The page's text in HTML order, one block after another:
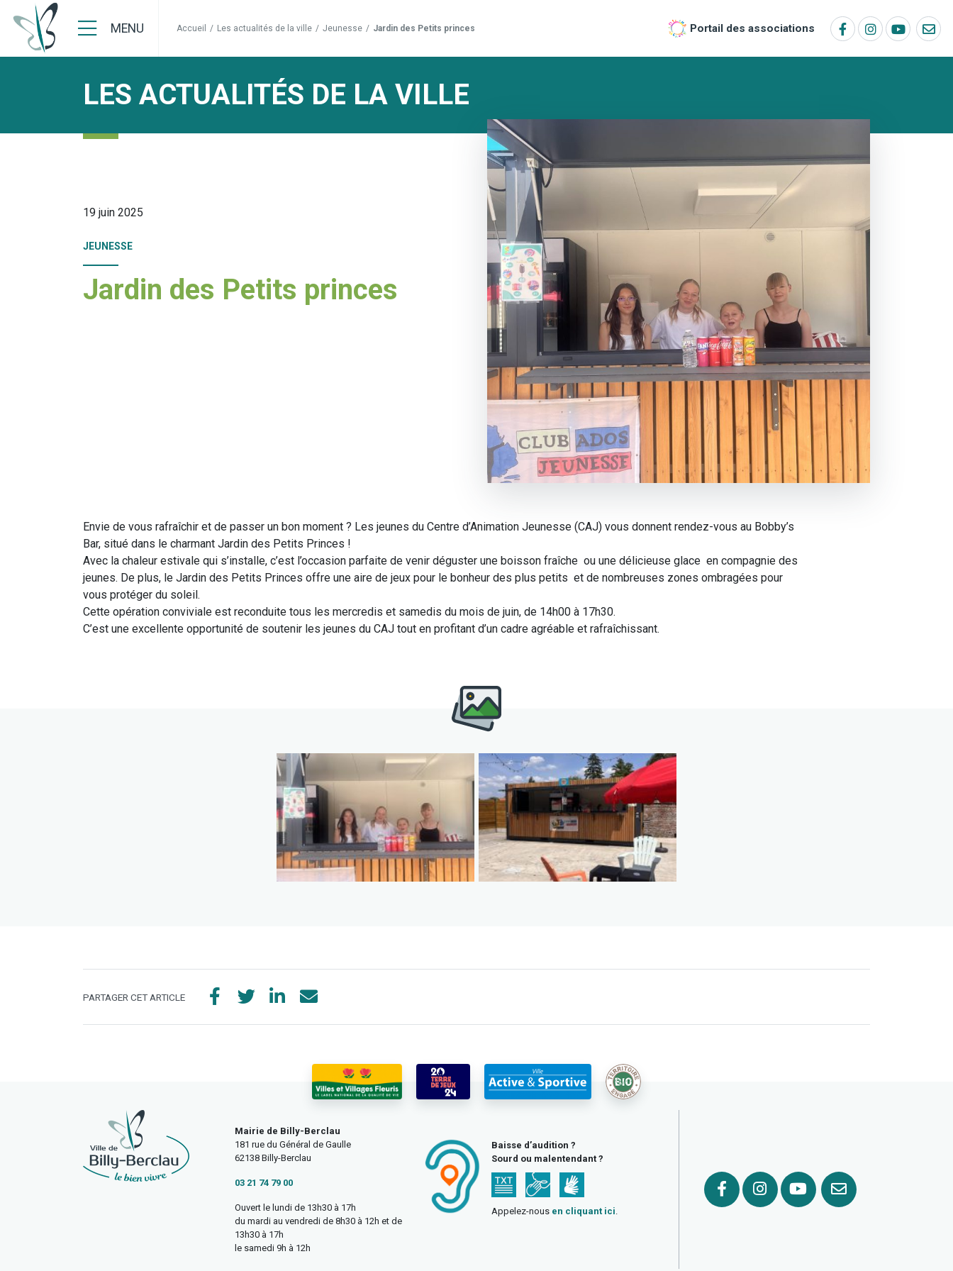
MENU Accueil / Les actualités de la ville / Jeunesse / Jardin des Petits princes Portail des associations
LES ACTUALITÉS DE LA VILLE
19 juin 2025
JEUNESSE
Jardin des Petits princes
Envie de vous rafraîchir et de passer un bon moment ? Les jeunes du Centre d’Animation Jeunesse (CAJ) vous donnent rendez-vous au Bobby’s
Bar, situé dans le charmant Jardin des Petits Princes !
Avec la chaleur estivale qui s’installe, c’est l’occasion parfaite de venir déguster une boisson fraîche ou une délicieuse glace en compagnie des
jeunes. De plus, le Jardin des Petits Princes offre une aire de jeux pour le bonheur des plus petits et de nombreuses zones ombragées pour
vous protéger du soleil.
Cette opération conviviale est reconduite tous les mercredis et samedis du mois de juin, de 14h00 à 17h30.
C’est une excellente opportunité de soutenir les jeunes du CAJ tout en profitant d’un cadre agréable et rafraîchissant.
PARTAGER CET ARTICLE
Mairie de Billy-Berclau
181 rue du Général de Gaulle
62138 Billy-Berclau
03 21 74 79 00
Ouvert le lundi de 13h30 à 17h
du mardi au vendredi de 8h30 à 12h et de
13h30 à 17h
le samedi 9h à 12h
Baisse d’audition ?
Sourd ou malentendant ?
Appelez-nous en cliquant ici.